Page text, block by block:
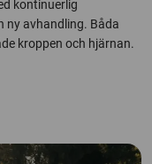
kontinuerlig
ny avhandling. Båda
kroppen och hjärnan.